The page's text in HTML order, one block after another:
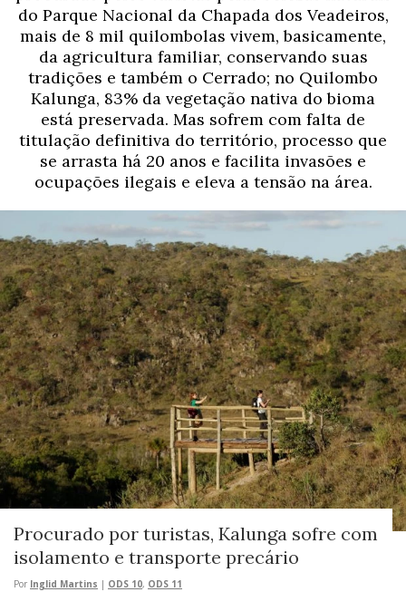
do Parque Nacional da Chapada dos Veadeiros,
mais de 8 mil quilombolas vivem, basicamente,
da agricultura familiar, conservando suas
tradições e também o Cerrado; no Quilombo
Kalunga, 83% da vegetação nativa do bioma
está preservada. Mas sofrem com falta de
titulação definitiva do território, processo que
se arrasta há 20 anos e facilita invasões e
ocupações ilegais e eleva a tensão na área.
Procurado por turistas, Kalunga sofre com
isolamento e transporte precário
Por Inglid Martins | ODS 10, ODS 11